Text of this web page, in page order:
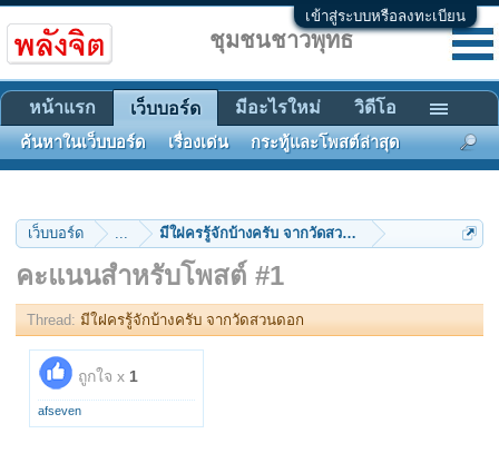
เข้าสู่ระบบหรือลงทะเบียน
เว็บบอร์ด ... มีใฝครรู้จักบ้างครับ จากวัดสวนดอก
คะแนนสำหรับโพสต์ #1
Thread: มีใฝครรู้จักบ้างครับ จากวัดสวนดอก
ถูกใจ x 1
afseven
ชุมชนชาวพุทธ
หน้าแรก เว็บบอร์ด
ค้นหาในเว็บบอร์ด เรื่องเด่น กระทู้และโพสต์ล่าสุด
มีอะไรใหม่ วิดีโอ